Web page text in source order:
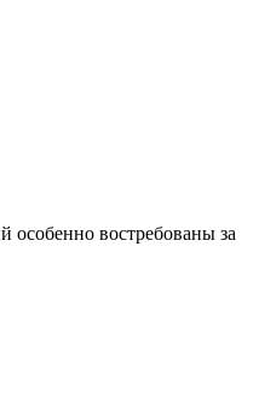
востребованы за